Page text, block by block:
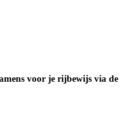
voor je rijbewijs via de